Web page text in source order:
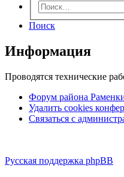
Поиск
Информация
Проводятся технические
Форум района
Удалить cookies
Связаться с
Русская поддержка phpBB